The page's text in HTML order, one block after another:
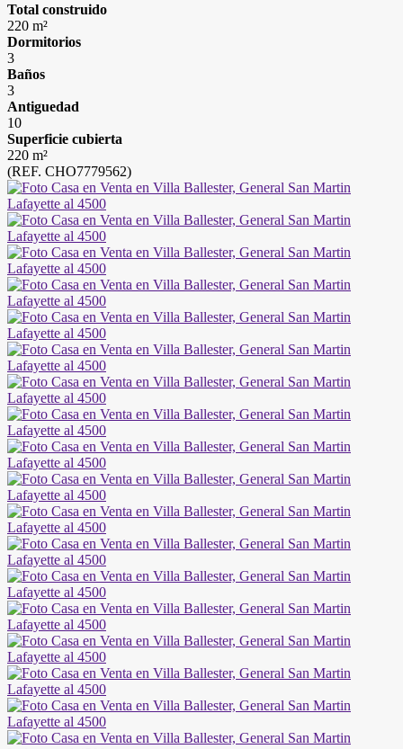
Total construido
220 m²
Dormitorios
3
Baños
3
Antiguedad
10
Superficie cubierta
220 m²
(REF. CHO7779562)